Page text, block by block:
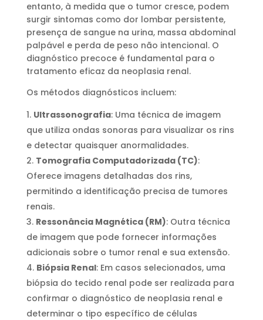
entanto, à medida que o tumor cresce, podem
surgir sintomas como dor lombar persistente,
presença de sangue na urina, massa abdominal
palpável e perda de peso não intencional. O
diagnóstico precoce é fundamental para o
tratamento eficaz da neoplasia renal.
Os métodos diagnósticos incluem:
Ultrassonografia: Uma técnica de imagem
que utiliza ondas sonoras para visualizar os rins
e detectar quaisquer anormalidades.
Tomografia Computadorizada (TC):
Oferece imagens detalhadas dos rins,
permitindo a identificação precisa de tumores
renais.
Ressonância Magnética (RM): Outra técnica
de imagem que pode fornecer informações
adicionais sobre o tumor renal e sua extensão.
Biópsia Renal: Em casos selecionados, uma
biópsia do tecido renal pode ser realizada para
confirmar o diagnóstico de neoplasia renal e
determinar o tipo específico de células